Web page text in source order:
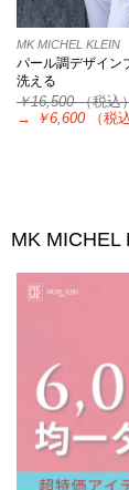
MK MICHEL KLEIN
パール調デザイン
洗える
￥16,500（税込
→
￥6,600 （税
MK MICHEL